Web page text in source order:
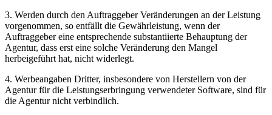
3. Werden durch den Auftraggeber Veränderungen an der Leistung
vorgenommen, so entfällt die Gewährleistung, wenn der
Auftraggeber eine entsprechende substantiierte Behauptung der
Agentur, dass erst eine solche Veränderung den Mangel
herbeigeführt hat, nicht widerlegt.
4. Werbeangaben Dritter, insbesondere von Herstellern von der
Agentur für die Leistungserbringung verwendeter Software, sind für
die Agentur nicht verbindlich.